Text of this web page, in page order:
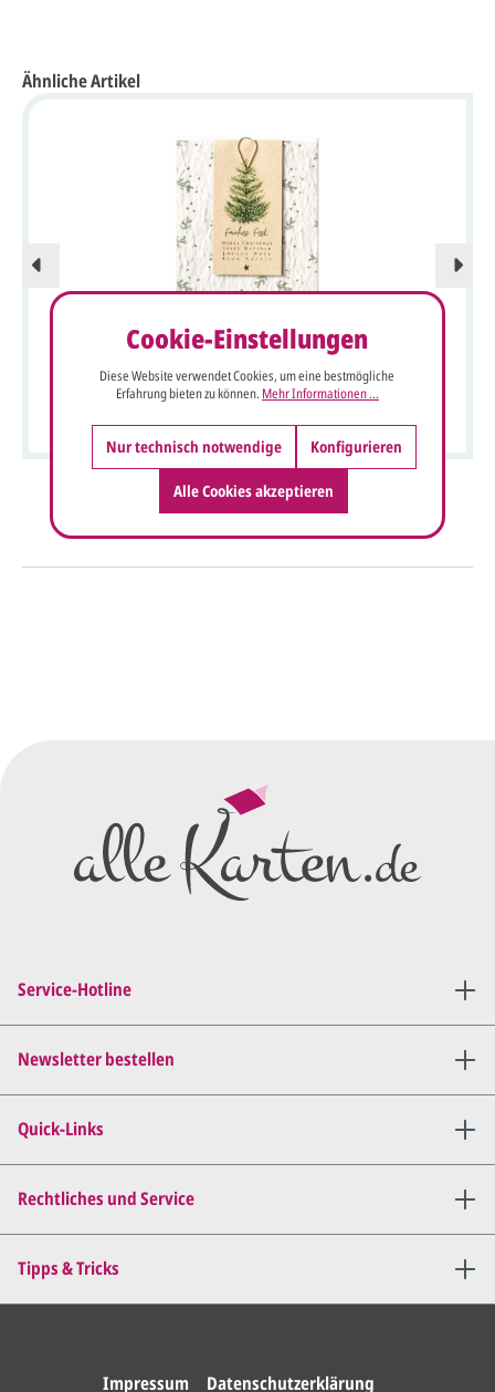
Ähnliche Artikel
Natürliche Weihnachtskarte aus Samenpapier mit
internationalen Weihnachtsgrüßen und goldener Klammer
Preisangebot
Anschluss den ersten
Entwurf/Korrekturabzug
Diesen senden wir Ihnen als
PDF per E-Mail.
uns, was Sie amEntwurf
Wir senden Ihnen den
Dies wiederholen wir so lange,
bis
Service-Hotline
Rechtliches und Service
Tipps & Tricks
Quick-Links
Newsletter bestellen
Impressum Datenschutzerklärung
Cookie-Einstellungen
Diese Website verwendet Cookies, um eine bestmögliche
Erfahrung bieten zu können. Mehr Informationen ...
Nur technisch notwendige Konfigurieren
Alle Cookies akzeptieren